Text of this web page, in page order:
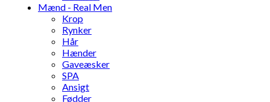
Mænd - Real Men
Krop
Rynker
Hår
Hænder
Gaveæsker
SPA
Ansigt
Fødder